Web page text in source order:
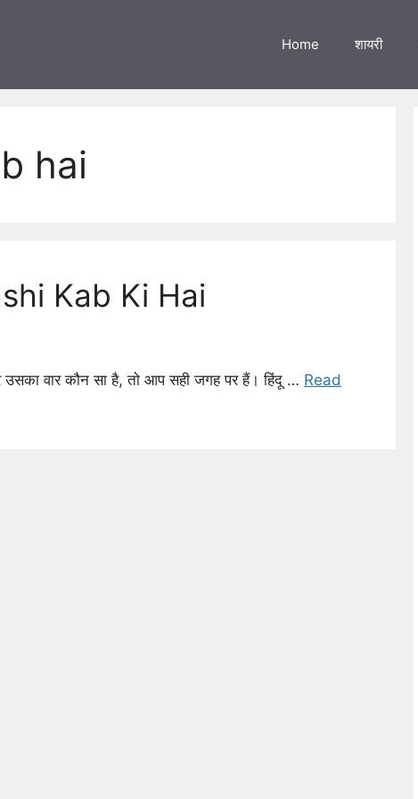
Home शायरी
hai
Kab Ki Hai
उसका वार कौन सा है, तो आप सही जगह पर हैं। हिंदू … Read